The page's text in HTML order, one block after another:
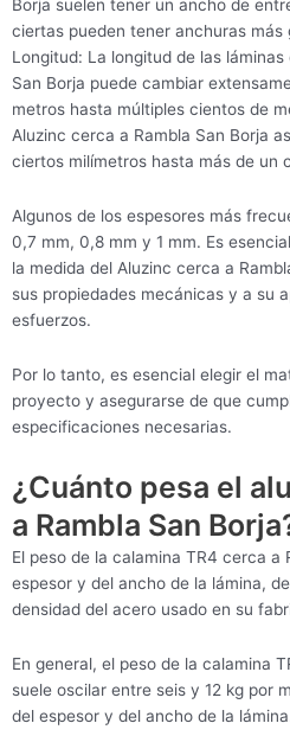
Borja suelen tener un ancho de
ciertas pueden tener anchuras más
Longitud: La longitud de las
San Borja puede cambiar
metros hasta múltiples cientos de
Aluzinc cerca a Rambla San Borja
ciertos milímetros hasta más de un
Algunos de los espesores más
0,7 mm, 0,8 mm y 1 mm. Es
la medida del Aluzinc cerca a
sus propiedades mecánicas y a su
esfuerzos.
Por lo tanto, es esencial elegir el
proyecto y asegurarse de que
especificaciones necesarias.
¿Cuánto pesa el
a Rambla San
El peso de la calamina TR4 cerca a
espesor y del ancho de la lámina,
densidad del acero usado en su
En general, el peso de la calamina
suele oscilar entre seis y 12 kg por
del espesor y del ancho de la